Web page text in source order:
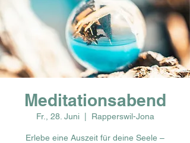
Meditationsabend
Fr., 28. Juni
  |
Rapperswil-Jona
Erlebe eine Auszeit für deine Seele –